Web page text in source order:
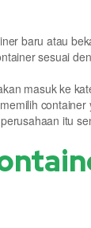
baru atau
sesuai
masuk ke
itu